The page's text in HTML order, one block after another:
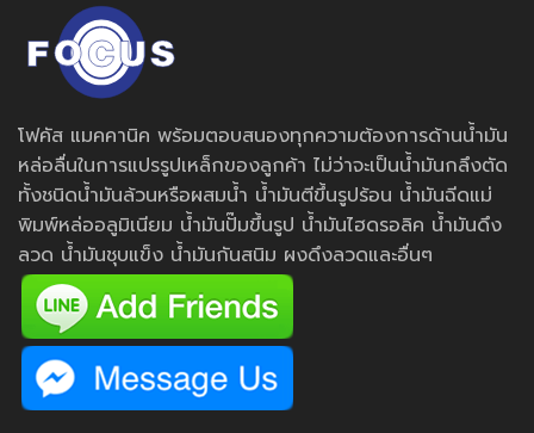
โฟคัส แมคคานิค พร้อมตอบสนองทุกความต้องการด้านน้ำมัน
หล่อลื่นในการแปรรูปเหล็กของลูกค้า ไม่ว่าจะเป็นน้ำมันกลึงตัด
ทั้งชนิดน้ำมันล้วนหรือผสมน้ำ น้ำมันตีขึ้นรูปร้อน น้ำมันฉีดแม่
พิมพ์หล่ออลูมิเนียม น้ำมันปั๊มขึ้นรูป น้ำมันไฮดรอลิค น้ำมันดึง
ลวด น้ำมันชุบแข็ง น้ำมันกันสนิม ผงดึงลวดและอื่นๆ